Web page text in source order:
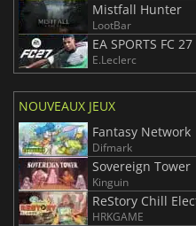
Mistfall Hunter
LootBar
EA SPORTS FC 27
E.Leclerc
NOUVEAUX JEUX
Fantasy Network
Difmark
Sovereign Tower
Kinguin
ReStory Chill
HRKGAME